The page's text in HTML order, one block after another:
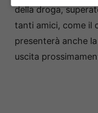
della droga,
tanti amici, come il
presenterà anche
uscita